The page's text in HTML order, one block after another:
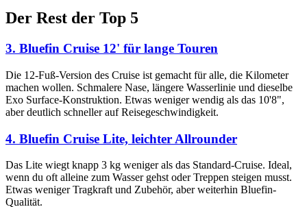
Der Rest der Top 5
3. Bluefin Cruise 12' für lange Touren
Die 12-Fuß-Version des Cruise ist gemacht für alle, die Kilometer
machen wollen. Schmalere Nase, längere Wasserlinie und dieselbe
Exo Surface-Konstruktion. Etwas weniger wendig als das 10'8",
aber deutlich schneller auf Reisegeschwindigkeit.
4. Bluefin Cruise Lite, leichter Allrounder
Das Lite wiegt knapp 3 kg weniger als das Standard-Cruise. Ideal,
wenn du oft alleine zum Wasser gehst oder Treppen steigen musst.
Etwas weniger Tragkraft und Zubehör, aber weiterhin Bluefin-
Qualität.